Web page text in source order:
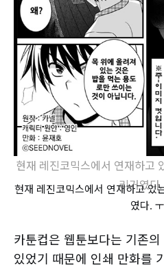
현재 레진코믹스에서 연재하고
리거였다
현재 레진코믹스에서 연재하고 있
였다.
카툰컵은 웹툰보다는 기존
있었기 때문에 인쇄 만화를